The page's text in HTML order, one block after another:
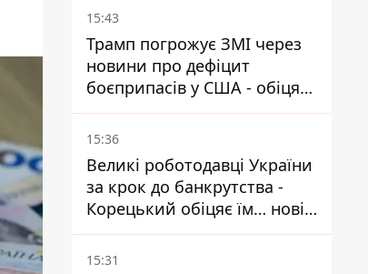
15:43
Трамп погрожує ЗМІ через
новини про дефіцит
боєприпасів у США - обіцяє
знайти і ув’язнити всіх
15:36
Великі роботодавці України
за крок до банкрутства -
Корецький обіцяє їм… нові
склади
15:31